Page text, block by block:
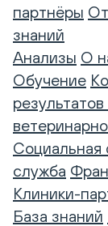
партнёры
знаний
Анализы О
Обучение
Социальная
служба
Клиники-
База знаний